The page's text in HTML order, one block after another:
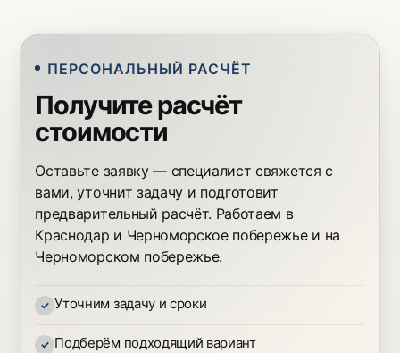
ПЕРСОНАЛЬНЫЙ РАСЧЁТ
Получите расчёт
стоимости
Оставьте заявку — специалист свяжется с
вами, уточнит задачу и подготовит
предварительный расчёт. Работаем в
Краснодар и Черноморское побережье и на
Черноморском побережье.
Уточним задачу и сроки
Подберём подходящий вариант